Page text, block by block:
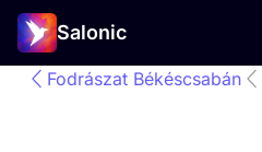
Salonic
Fodrászat Békéscsabán